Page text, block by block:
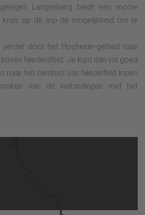
Langenberg biedt een mooie
kruis op de top de mogelijkheid om te
door het Hocheide-gebied naar
Niedersfeld. Je kunt dan via goed
naar het centrum van Niederfeld lopen
van de verbindingen met het